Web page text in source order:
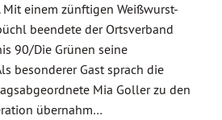
Mit einem zünftigen Weißwurst-
beendete der Ortsverband
90/Die Grünen seine
besonderer Gast sprach die
Mia Goller zu den
übernahm…